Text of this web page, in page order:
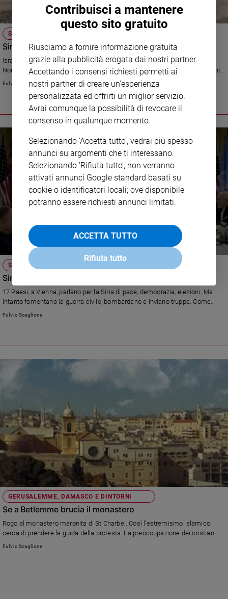
SIRIA
Siria: Un banchetto con tanti invitati
Israele chiede l'annessione del Golan, la Turchia un pezzo di territorio a
Nord, la Giordania altrettanto a Sud, mentre Arabia Saudita e Usa... E' partita
la corsa alle spoglie della Siria. E l'Isis?
Fulvio Scaglione
SIRIA
Siria: parlare di pace e fare la guerra
17 Paesi, a Vienna, parlano per la Siria di pace, democrazia, elezioni. Ma
intanto fomentano la guerra civile, bombardano e inviano truppe. Come
Russia, Usa, Arabia Saudita, Iran...
Fulvio Scaglione
GERUSALEMME, DAMASCO E DINTORNI
Se a Betlemme brucia il monastero
Rogo al monastero maronita di St.Charbel. Così l'estremismo islamico
cerca di prendere la guida della protesta. La preoccupazione dei cristiani.
Fulvio Scaglione
Contribuisci a mantenere
questo sito gratuito
Riusciamo a fornire informazione gratuita
grazie alla pubblicità erogata dai nostri partner.
Accettando i consensi richiesti permetti ai
nostri partner di creare un'esperienza
personalizzata ed offrirti un miglior servizio.
Avrai comunque la possibilità di revocare il
consenso in qualunque momento.
Selezionando 'Accetta tutto', vedrai più spesso
annunci su argomenti che ti interessano.
Selezionando 'Rifiuta tutto', non verranno
attivati annunci Google standard basati su
cookie o identificatori locali; ove disponibile
potranno essere richiesti annunci limitati.
ACCETTA TUTTO
Rifiuta tutto